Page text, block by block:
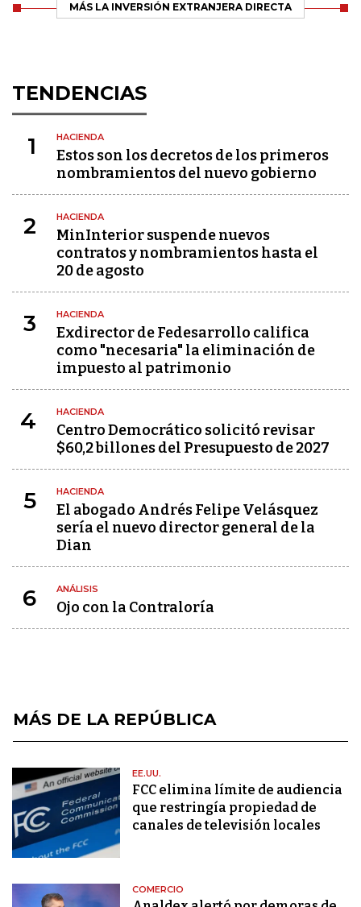
MÁS LA INVERSIÓN EXTRANJERA DIRECTA
TENDENCIAS
1 HACIENDA
Estos son los decretos de los primeros
nombramientos del nuevo gobierno
2 HACIENDA
MinInterior suspende nuevos
contratos y nombramientos hasta el
20 de agosto
3 HACIENDA
Exdirector de Fedesarrollo califica
como "necesaria" la eliminación de
impuesto al patrimonio
4 HACIENDA
Centro Democrático solicitó revisar
$60,2 billones del Presupuesto de 2027
5 HACIENDA
El abogado Andrés Felipe Velásquez
sería el nuevo director general de la
Dian
6 ANÁLISIS
Ojo con la Contraloría
MÁS DE LA REPÚBLICA
EE.UU.
FCC elimina límite de audiencia
que restringía propiedad de
canales de televisión locales
COMERCIO